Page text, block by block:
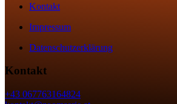
Kontakt
Impressum
Datenschutzerklärung
Kontakt
+43 067763164824